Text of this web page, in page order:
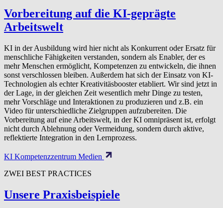
Vor­bere­itung auf die KI-geprägte
Arbeitswelt
KI in der Ausbildung wird hier nicht als Konkurrent oder Ersatz für
menschliche Fähigkeiten verstanden, sondern als Enabler, der es
mehr Menschen ermöglicht, Kompetenzen zu entwickeln, die ihnen
sonst verschlossen bleiben. Außerdem hat sich der Einsatz von KI-
Technologien als echter Kreativitäsbooster etabliert. Wir sind jetzt in
der Lage, in der gleichen Zeit wesentlich mehr Dinge zu testen,
mehr Vorschläge und Interaktionen zu produzieren und z.B. ein
Video für unterschiedliche Zielgruppen aufzubereiten. Die
Vorbereitung auf eine Arbeitswelt, in der KI omnipräsent ist, erfolgt
nicht durch Ablehnung oder Vermeidung, sondern durch aktive,
reflektierte Integration in den Lernprozess.
KI Kompetenzzentrum Medien
ZWEI BEST PRACTICES
Unsere Prax­is­beispiele